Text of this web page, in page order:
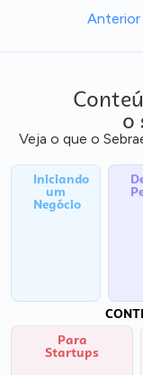
Anterior
o
Veja o que o
Iniciando
um
Negócio
Para
Startups